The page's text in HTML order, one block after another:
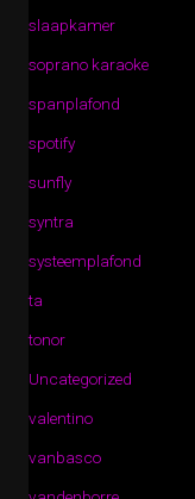
slaapkamer
soprano karaoke
spanplafond
spotify
sunfly
syntra
systeemplafond
ta
tonor
Uncategorized
valentino
vanbasco